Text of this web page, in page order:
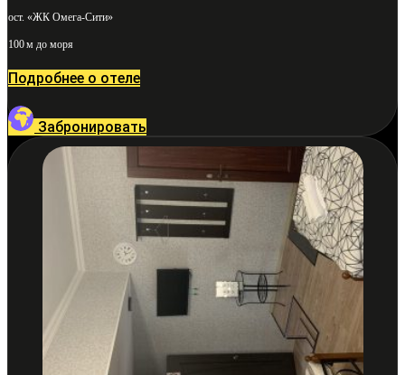
ост. «ЖК Омега-Сити»
100 м до моря
Подробнее о отеле
Забронировать